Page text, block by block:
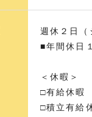
週休２日（
■年間休日
＜休暇＞
□有給休暇
□積立有給